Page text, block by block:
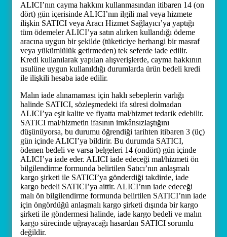
ALICI’nın cayma hakkını kullanmasından itibaren 14 (on
dört) gün içerisinde ALICI’nın ilgili mal veya hizmete
ilişkin SATICI veya Aracı Hizmet Sağlayıcı’ya yaptığı
tüm ödemeler ALICI’ya satın alırken kullandığı ödeme
aracına uygun bir şekilde (tüketiciye herhangi bir masraf
veya yükümlülük getirmeden) tek seferde iade edilir.
Kredi kullanılarak yapılan alışverişlerde, cayma hakkının
usulüne uygun kullanıldığı durumlarda ürün bedeli kredi
ile ilişkili hesaba iade edilir.
Malın iade alınamaması için haklı sebeplerin varlığı
halinde SATICI, sözleşmedeki ifa süresi dolmadan
ALICI’ya eşit kalite ve fiyatta mal/hizmet tedarik edebilir.
SATICI mal/hizmetin ifasının imkânsızlaştığını
düşünüyorsa, bu durumu öğrendiği tarihten itibaren 3 (üç)
gün içinde ALICI’ya bildirir. Bu durumda SATICI,
ödenen bedeli ve varsa belgeleri 14 (ondört) gün içinde
ALICI’ya iade eder. ALICI iade edeceği mal/hizmeti ön
bilgilendirme formunda belirtilen Satıcı’nın anlaşmalı
kargo şirketi ile SATICI’ya gönderdiği takdirde, iade
kargo bedeli SATICI’ya aittir. ALICI’nın iade edeceği
malı ön bilgilendirme formunda belirtilen SATICI’nın iade
için öngördüğü anlaşmalı kargo şirketi dışında bir kargo
şirketi ile göndermesi halinde, iade kargo bedeli ve malın
kargo sürecinde uğrayacağı hasardan SATICI sorumlu
değildir.